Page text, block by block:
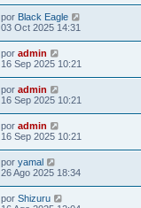
por Black Eagle
03 Oct 2025 14:31
por admin
16 Sep 2025 10:21
por admin
16 Sep 2025 10:21
por admin
16 Sep 2025 10:21
por yamal
26 Ago 2025 18:34
por Shizuru